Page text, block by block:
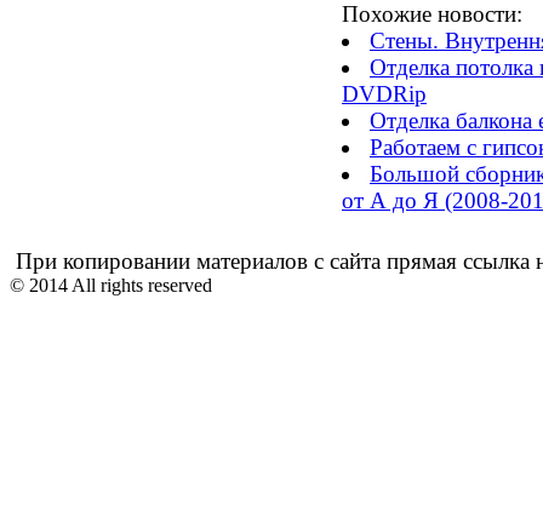
Похожие новости:
Стены.
Отделка
DVDRip
Отделка
Работаем с
Большой
от А до Я (2008-
При копировании материалов с сайта прямая ссылка
© 2014 All rights reserved